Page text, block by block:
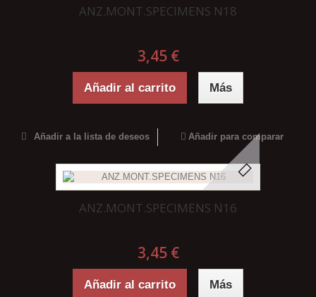
ANZ.MONT.SPECIMENS N18
3,45 €
Añadir al carrito Más
Añadir a la lista de deseos Añadir para comparar
ANZ.MONT.SPECIMENS N16
3,45 €
Añadir al carrito Más